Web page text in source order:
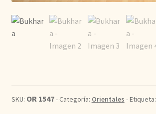
Kilim
Seda
SKU: OR 1547- Categoría: Orientales - Etiqueta: